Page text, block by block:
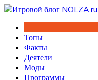
Перейти
содержимому
Топы
Факты
Деятели
Моды
Программы